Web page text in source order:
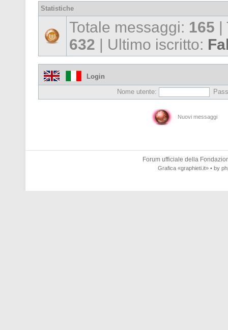
Statistiche
Totale messaggi: 165 |
632 | Ultimo iscritto:
Login
Nome utente:
Nuovi messaggi
Forum ufficiale della
Grafica «graphieti.it» • by